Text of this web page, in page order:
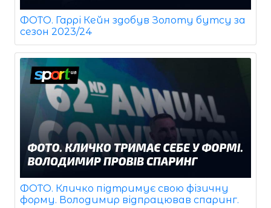
ФОТО. Гаррі Кейн здобув Золоту бутсу за
сезон 2023/24
ФОТО. Кличко підтримує свою фізичну
форму. Володимир відпрацював спаринг.